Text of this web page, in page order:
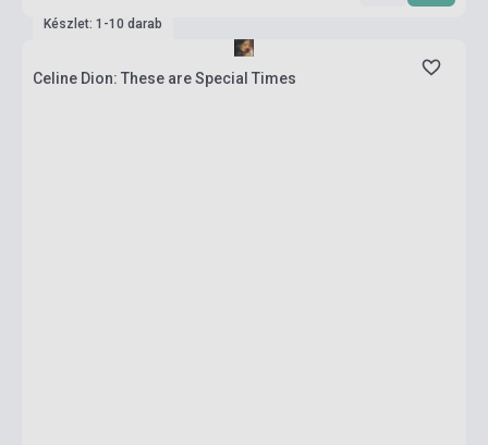
Készlet: 1-10 darab
Celine Dion: These are Special Times